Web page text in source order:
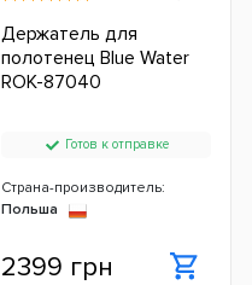
Держатель для
полотенец Blue Water
ROK-87040
Готов к отправке
Страна-производитель:
Польша
2399 грн